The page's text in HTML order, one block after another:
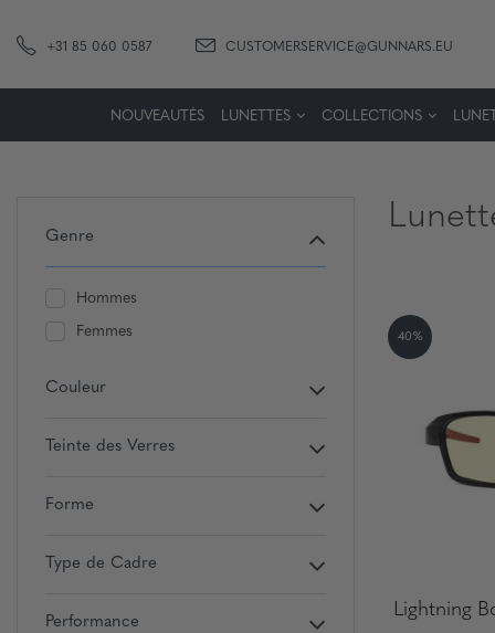
+31 85 060 0587 CUSTOMERSERVICE@GUNNARS.EU
NOUVEAUTÉS LUNETTES COLLECTIONS
Genre
Hommes
Femmes
Couleur
Teinte des Verres
Forme
Type de Cadre
Performance
40%
Lightning